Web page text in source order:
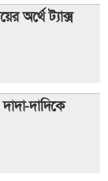
অর্থে ট্যাক্স
দাদিকে